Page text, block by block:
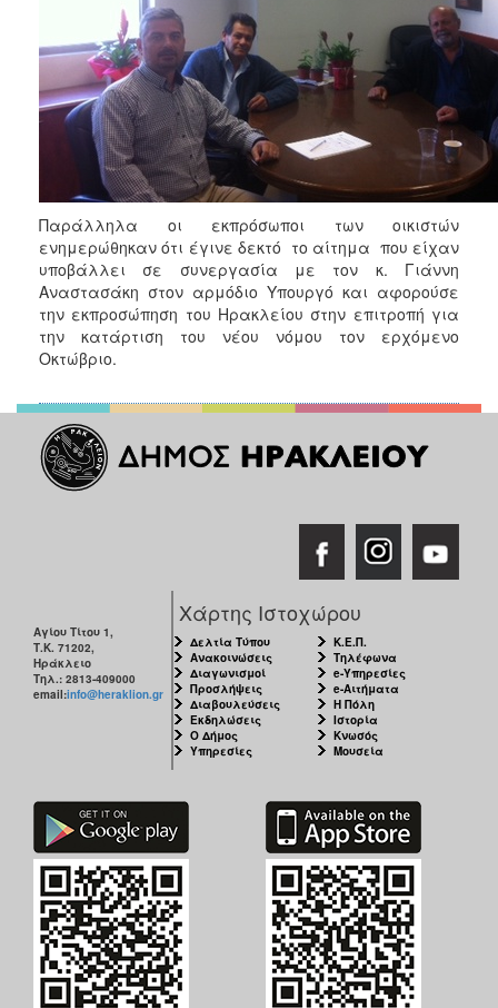
Παράλληλα οι εκπρόσωποι των οικιστών
ενημερώθηκαν ότι έγινε δεκτό το αίτημα που είχαν
υποβάλλει σε συνεργασία με τον κ. Γιάννη
Αναστασάκη στον αρμόδιο Υπουργό και αφορούσε
την εκπροσώπηση του Ηρακλείου στην επιτροπή για
την κατάρτιση του νέου νόμου τον ερχόμενο
Οκτώβριο.
Αγίου Τίτου 1,
Τ.Κ. 71202,
Ηράκλειο
Τηλ.: 2813-409000
email:info@heraklion.gr
Χάρτης Ιστοχώρου
Δελτία Τύπου
Ανακοινώσεις
Διαγωνισμοί
Προσλήψεις
Διαβουλεύσεις
Εκδηλώσεις
Ο Δήμος
Υπηρεσίες
Κ.Ε.Π.
Τηλέφωνα
e-Υπηρεσίες
e-Αιτήματα
Η Πόλη
Ιστορία
Κνωσός
Μουσεία